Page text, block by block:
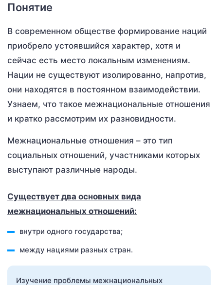
Понятие
В современном обществе формирование наций
приобрело устоявшийся характер, хотя и
сейчас есть место локальным изменениям.
Нации не существуют изолированно, напротив,
они находятся в постоянном взаимодействии.
Узнаем, что такое межнациональные отношения
и кратко рассмотрим их разновидности.
Межнациональные отношения – это тип
социальных отношений, участниками которых
выступают различные народы.
Существует два основных вида
межнациональных отношений:
внутри одного государства;
между нациями разных стран.
Изучение проблемы межнациональных